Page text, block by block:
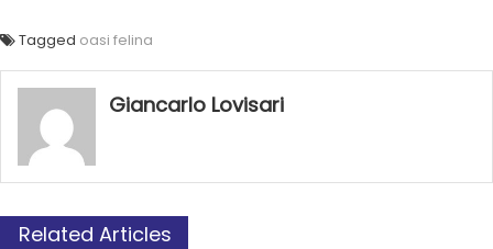
Tagged oasi felina
Giancarlo Lovisari
Related Articles